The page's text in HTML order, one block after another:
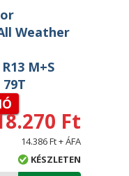
Weather
M+S
79T
Ft
14.386 Ft + ÁFA
KÉSZLETEN